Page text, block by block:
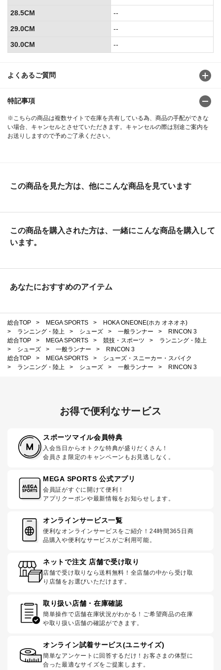
よくあるご質問
特記事項
※こちらの商品は複数サイトで在庫を共有している為、商品の手配ができな
い場合、キャンセルとさせていただきます。キャンセルの際は別途ご案内を
お送りしますので予めご了承ください。
28.5CM
--
29.0CM
--
30.0CM
--
この商品を見た方は、他にこんな商品を見ています
この商品を購入された方は、一緒にこんな商品を購入して
います。
あなたにおすすめのアイテム
総合TOP > MEGA SPORTS >
HOKA ONEONE(ホカ オネオネ)
>
ランニング・陸上 > シューズ > 一般ランナー >
RINCON 3
総合TOP
> MEGA SPORTS > 競技・スポーツ >
ランニング・陸上
>
シューズ > 一般ランナー >
RINCON 3
総合TOP
> MEGA SPORTS >
シューズ・スニーカー・スパイク
>
ランニング・陸上 > シューズ > 一般ランナー > RINCON 3
お得で便利なサービス
スポーツマイル会員特典
入会当日からオトクな特典が盛りだくさん！
会員さま限定のキャンペーンもお見逃しなく。
MEGA SPORTS 公式アプリ
会員証がすぐに開けて便利！
アプリクーポンや最新情報をお知らせします。
オンラインサービス一覧
便利なオンラインサービスをご紹介！24時間365日商
品購入や便利なサービスがご利用可能。
ネットで注文 店舗で受け取り
店舗で受け取りなら送料無料！全店舗の中から受け取
り店舗をお選びいただけます。
取り扱い店舗・在庫確認
簡単操作で店舗在庫状況がわかる！ご希望商品の在庫
や取り扱い店舗の確認ができます。
オンライン試着サービス(ユニサイズ)
簡単なアンケートに回答するだけ！お客さまの体型に
合った最適なサイズをご提案します。